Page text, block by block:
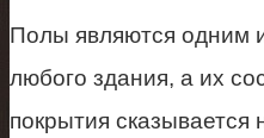
Полы являются одним
любого здания, а их
покрытия